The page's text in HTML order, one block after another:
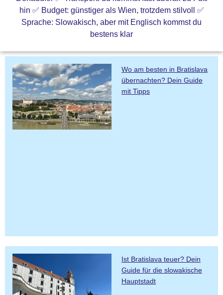
hin ✅ Budget: günstiger als Wien, trotzdem stilvoll ✅
Sprache: Slowakisch, aber mit Englisch kommst du
bestens klar
Wo am besten in Bratislava
übernachten? Dein Guide
mit Tipps
Ist Bratislava teuer? Dein
Guide für die slowakische
Hauptstadt